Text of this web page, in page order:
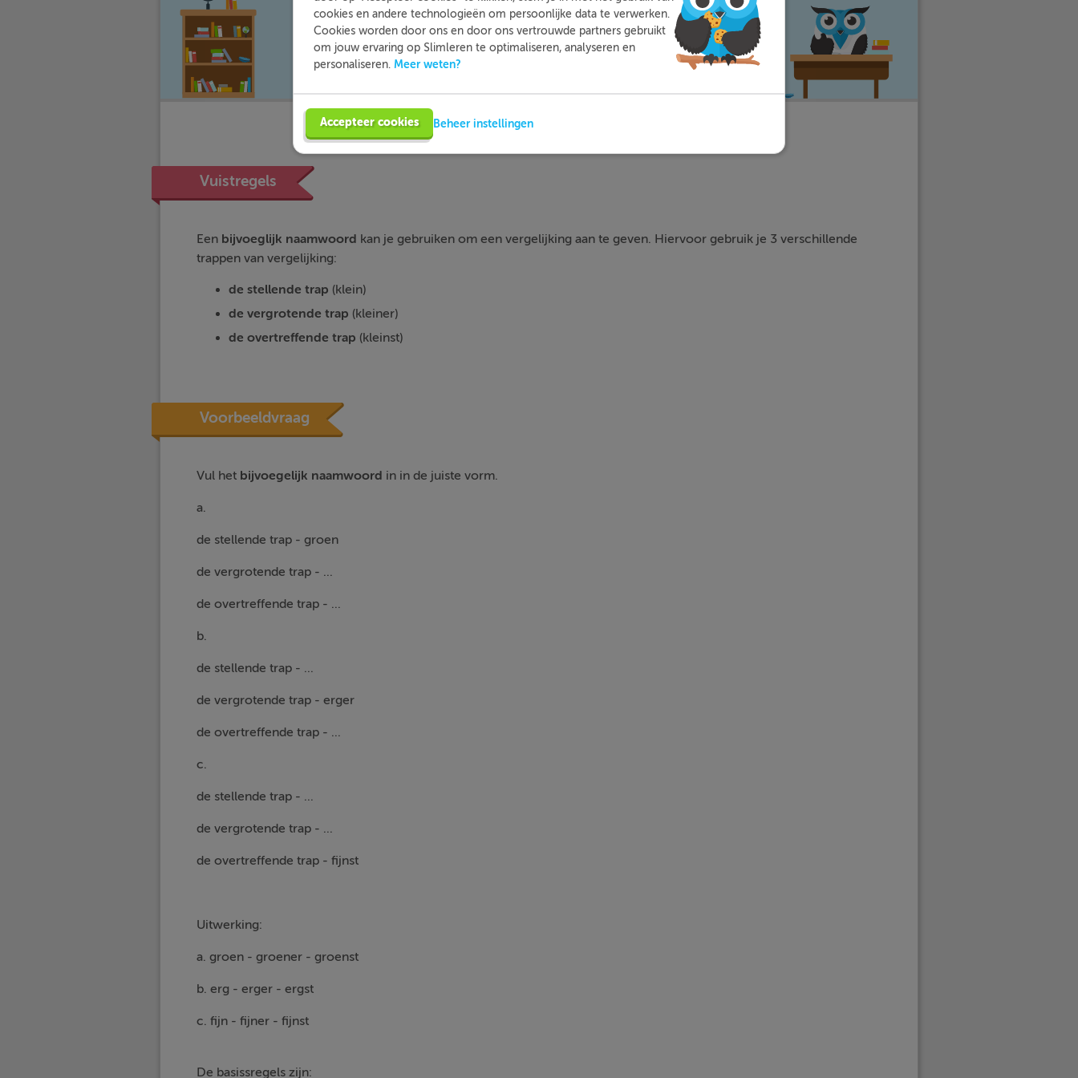
voor toetsen.
Meer informatie
Vuistregels
Een bijvoeglijk naamwoord kan je gebruiken om een vergelijking aan te geven. Hiervoor gebruik je 3 verschillende
trappen van vergelijking:
de stellende trap (klein)
de vergrotende trap (kleiner)
de overtreffende trap (kleinst)
Voorbeeldvraag
Vul het bijvoegelijk naamwoord in in de juiste vorm.
a.
de stellende trap - groen
de vergrotende trap - ...
de overtreffende trap - ...
b.
de stellende trap - ...
de vergrotende trap - erger
de overtreffende trap - ...
c.
de stellende trap - ...
de vergrotende trap - ...
de overtreffende trap - fijnst
Uitwerking:
a. groen - groener - groenst
b. erg - erger - ergst
c. fijn - fijner - fijnst
De basissregels zijn:
cookies en andere technologieën om persoonlijke data te verwerken.
Cookies worden door ons en door ons vertrouwde partners gebruikt
om jouw ervaring op Slimleren te optimaliseren, analyseren en
personaliseren. Meer weten?
Accepteer cookies Beheer instellingen